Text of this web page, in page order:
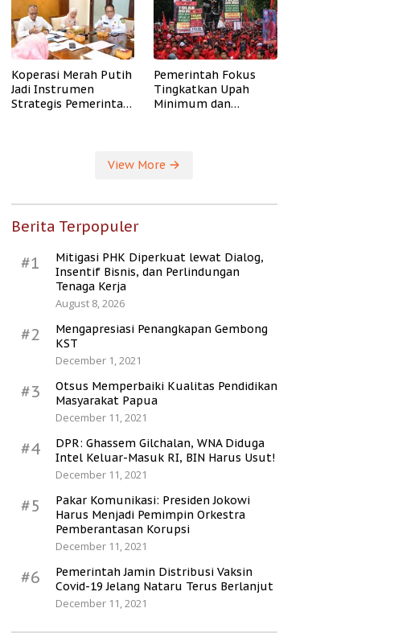
Koperasi Merah Putih
Jadi Instrumen
Strategis Pemerintah
Pemerintah Fokus
Tingkatkan Upah
Minimum dan
View More
Berita Terpopuler
#1
Mitigasi PHK Diperkuat lewat Dialog,
Insentif Bisnis, dan Perlindungan
Tenaga Kerja
August 8, 2026
#2
Mengapresiasi Penangkapan Gembong
KST
December 1, 2021
#3
Otsus Memperbaiki Kualitas Pendidikan
Masyarakat Papua
December 11, 2021
#4
DPR: Ghassem Gilchalan, WNA Diduga
Intel Keluar-Masuk RI, BIN Harus Usut!
December 11, 2021
#5
Pakar Komunikasi: Presiden Jokowi
Harus Menjadi Pemimpin Orkestra
Pemberantasan Korupsi
December 11, 2021
#6
Pemerintah Jamin Distribusi Vaksin
Covid-19 Jelang Nataru Terus Berlanjut
December 11, 2021